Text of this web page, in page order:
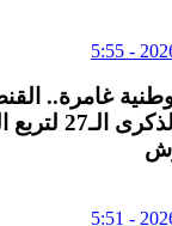
غامرة..
ببونطواز تحتفي